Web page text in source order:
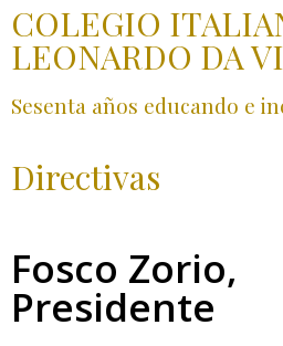
COLEGIO
LEONARDO DA
Sesenta años educando e
Directivas
Fosco Zorio,
Presidente